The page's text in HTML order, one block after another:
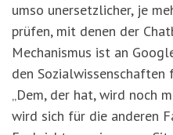
umso unersetzlicher, je
prüfen, mit denen der
Mechanismus ist an
den
„Dem, der hat, wird noch
wird sich für die anderen